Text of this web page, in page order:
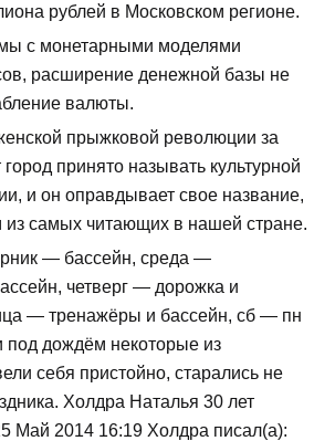
рублей в Московском регионе.
с монетарными моделями
расширение денежной базы не
валюты.
прыжковой революции за
принято называть культурной
и он оправдывает свое название,
из самых читающих в нашей стране.
— бассейн, среда —
четверг — дорожка и
— тренажёры и бассейн, сб — пн
дождём некоторые из
себя пристойно, старались не
Холдра Наталья 30 лет
Май 2014 16:19 Холдра писал(а):